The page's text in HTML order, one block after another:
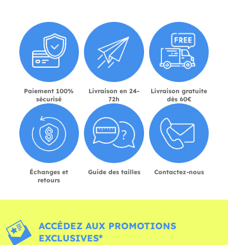
Paiement 100%
sécurisé
Livraison en 24-
72h
Livraison gratuite
dès 60€
Échanges et
retours
Guide des tailles Contactez-nous
ACCÉDEZ AUX PROMOTIONS
EXCLUSIVES*